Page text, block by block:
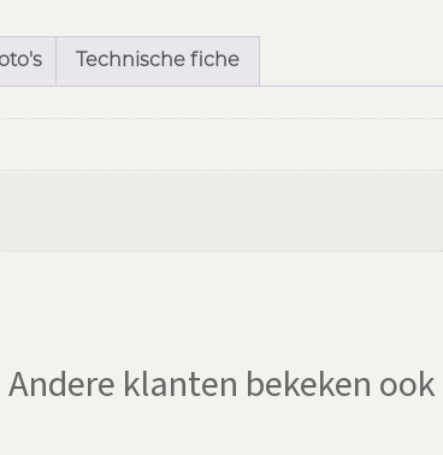
Technische fiche
Andere klanten bekeken ook